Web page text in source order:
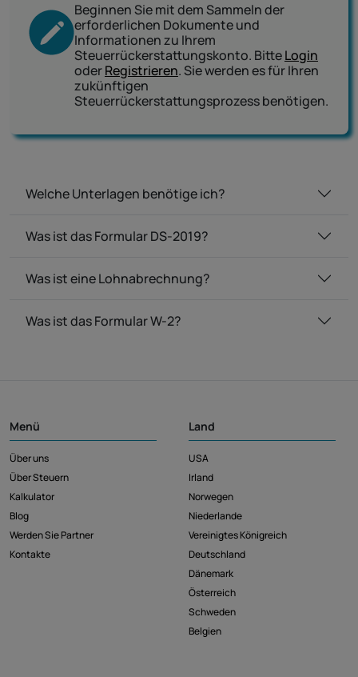
Beginnen Sie mit dem Sammeln der
erforderlichen Dokumente und
Informationen zu Ihrem
Steuerrückerstattungskonto. BitteLogin
oderRegistrieren. Sie werden es für Ihren
zukünftigen
Steuerrückerstattungsprozess benötigen.
Welche Unterlagen benötige ich?
Was ist das Formular DS-2019?
Was ist eine Lohnabrechnung?
Was ist das Formular W-2?
Menü
Über uns
Über Steuern
Kalkulator
Blog
Werden Sie Partner
Kontakte
Land
USA
Irland
Norwegen
Niederlande
Vereinigtes Königreich
Deutschland
Dänemark
Österreich
Schweden
Belgien